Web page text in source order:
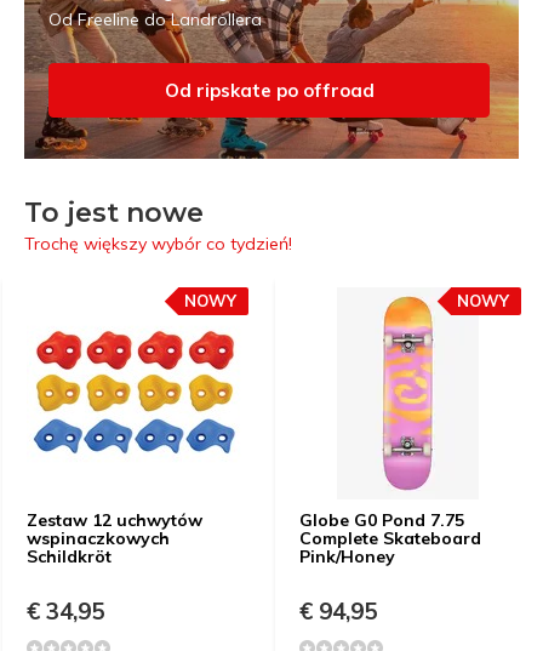
Od Freeline do Landrollera
Od ripskate po offroad
To jest nowe
Trochę większy wybór co tydzień!
Zestaw 12 uchwytów
wspinaczkowych
Schildkröt
NOWY
€ 34,95
Globe G0 Pond 7.75
Complete Skateboard
Pink/Honey
NOWY
€ 94,95